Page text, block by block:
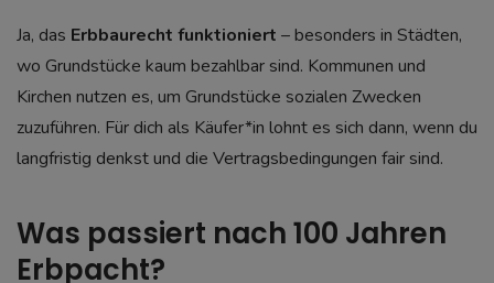
Ja, das Erbbaurecht funktioniert – besonders in Städten,
wo Grundstücke kaum bezahlbar sind. Kommunen und
Kirchen nutzen es, um Grundstücke sozialen Zwecken
zuzuführen. Für dich als Käufer*in lohnt es sich dann, wenn du
langfristig denkst und die Vertragsbedingungen fair sind.
Was passiert nach 100 Jahren
Erbpacht?